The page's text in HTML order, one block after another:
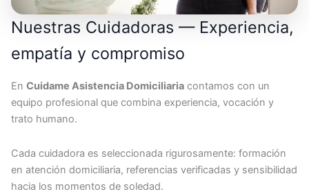
Nuestras Cuidadoras — Experiencia,
empatía y compromiso
En Cuidame Asistencia Domiciliaria contamos con un
equipo profesional que combina experiencia, vocación y
trato humano.
Cada cuidadora es seleccionada rigurosamente: formación
en atención domiciliaria, referencias verificadas y sensibilidad
hacia los momentos de soledad.